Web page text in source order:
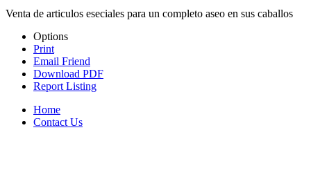
Venta de articulos eseciales para un completo aseo en sus caballos
Options
Print
Email Friend
Download PDF
Report Listing
Home
Contact Us